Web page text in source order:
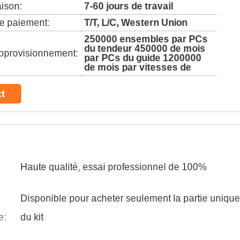
7-60 jours de travail
paiement:
T/T, L/C, Western Union
250000 ensembles par PCs
du tendeur 450000 de mois
par PCs du guide 1200000
de mois par vitesses de
Haute qualité, essai professionnel de 100%
Disponible pour acheter seulement la partie unique
du kit